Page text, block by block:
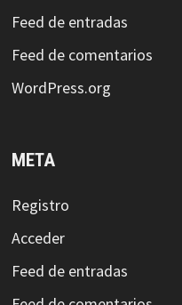
Feed de entradas
Feed de comentarios
WordPress.org
META
Registro
Acceder
Feed de entradas